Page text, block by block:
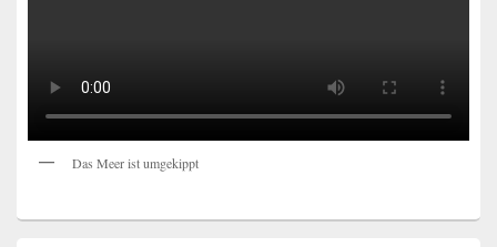
Das Meer ist umgekippt